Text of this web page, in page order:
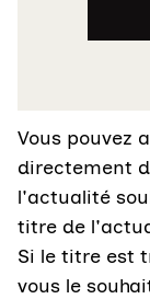
Vous pouvez
directement
l'actualité
titre de
Si le titre est
vous le